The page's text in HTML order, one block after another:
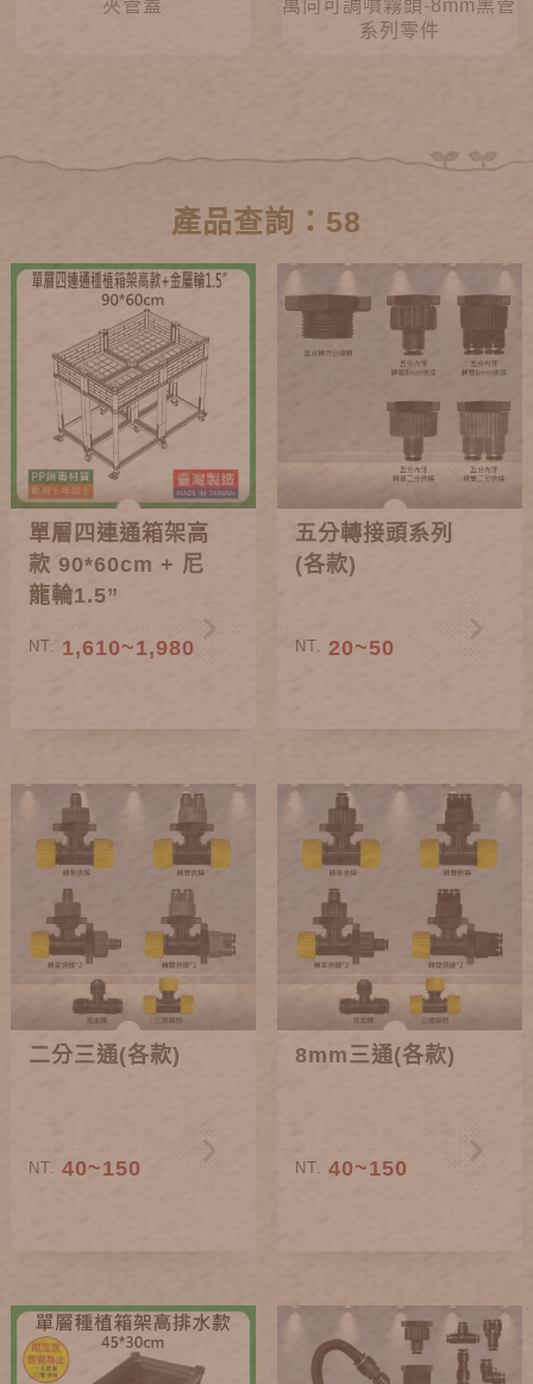
夾管蓋
萬向可調噴霧頭-8mm黑管
系列零件
產品查詢：58
單層四連通箱架高
款 90*60cm + 尼
龍輪1.5”
NT. 1,610~1,980
五分轉接頭系列
(各款)
NT. 20~50
二分三通(各款)
NT. 40~150
8mm三通(各款)
NT. 40~150